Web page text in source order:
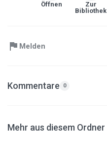
Öffnen
Zur
Bibliothek
Melden
Kommentare 0
Mehr aus diesem Ordner